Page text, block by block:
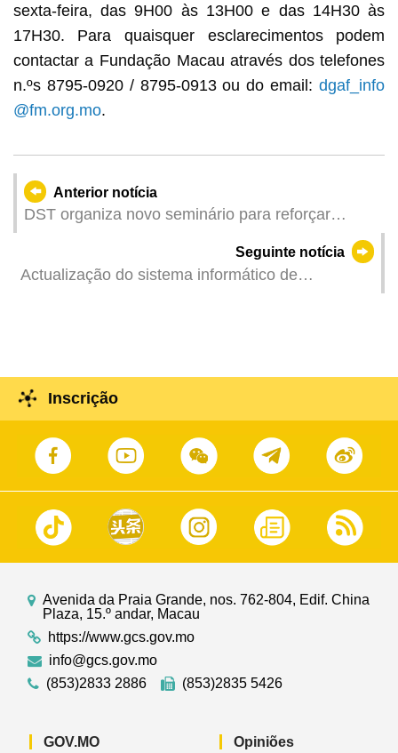
sexta-feira, das 9H00 às 13H00 e das 14H30 às
17H30. Para quaisquer esclarecimentos podem
contactar a Fundação Macau através dos telefones
n.ºs 8795-0920 / 8795-0913 ou do email:dgaf_info
@fm.org.mo.
Anterior notícia
DST organiza novo seminário para reforçar
conhecimentos dos operadores turísticos sobre
acolhimento de visitantes muçulmanos
Seguinte notícia
Actualização do sistema informático de
Inscrição
Avenida da Praia Grande, nos. 762-804, Edif. China
Plaza, 15.º andar, Macau
https://www.gcs.gov.mo
info@gcs.gov.mo
(853)2833 2886
(853)2835 5426
GOV.MO Opiniões